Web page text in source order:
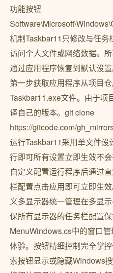
功能按钮
机制Taskbar11只修改与任
访问个人文件或网络数据。
通过应用程序恢复到默认设
第一步获取应用程序从项目
Taskbar11.exe文件。由于项
译自己的版本。git clone
https://gitcode.com/
运行Taskbar11采用单文件
行即可所有设置立即生效不
自定义配置运行程序后通过
栏配置点击应用即可立即生
义多显示器统一管理在多显
保所有显示器的任务栏配置
MenuWindows.cs中的窗口
体验。按钮精细控制完全掌
索按钮显示或隐藏Windows